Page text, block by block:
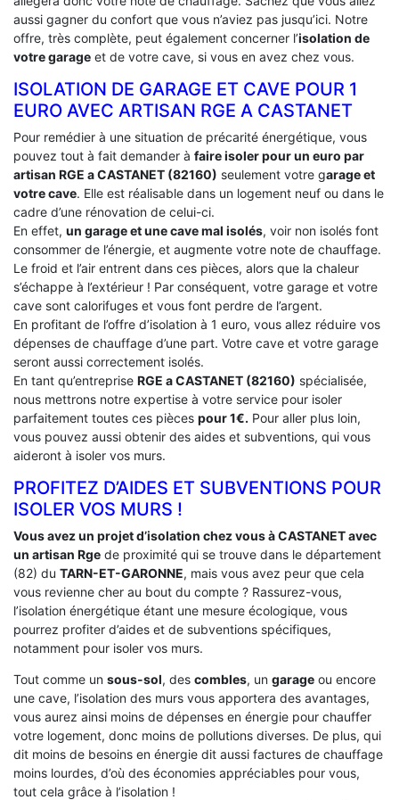
aussi gagner du confort que vous n’aviez pas jusqu’ici. Notre
offre, très complète, peut également concerner l’isolation de
votre garage et de votre cave, si vous en avez chez vous.
ISOLATION DE GARAGE ET CAVE POUR 1
EURO AVEC ARTISAN RGE A CASTANET
Pour remédier à une situation de précarité énergétique, vous
pouvez tout à fait demander à faire isoler pour un euro par
artisan RGE a CASTANET (82160) seulement votre garage et
votre cave. Elle est réalisable dans un logement neuf ou dans le
cadre d’une rénovation de celui-ci.
En effet, un garage et une cave mal isolés, voir non isolés font
consommer de l’énergie, et augmente votre note de chauffage.
Le froid et l’air entrent dans ces pièces, alors que la chaleur
s’échappe à l’extérieur ! Par conséquent, votre garage et votre
cave sont calorifuges et vous font perdre de l’argent.
En profitant de l’offre d’isolation à 1 euro, vous allez réduire vos
dépenses de chauffage d’une part. Votre cave et votre garage
seront aussi correctement isolés.
En tant qu’entreprise RGE a CASTANET (82160) spécialisée,
nous mettrons notre expertise à votre service pour isoler
parfaitement toutes ces pièces pour 1€. Pour aller plus loin,
vous pouvez aussi obtenir des aides et subventions, qui vous
aideront à isoler vos murs.
PROFITEZ D’AIDES ET SUBVENTIONS POUR
ISOLER VOS MURS !
Vous avez un projet d’isolation chez vous à CASTANET avec
un artisan Rge de proximité qui se trouve dans le département
(82) du TARN-ET-GARONNE, mais vous avez peur que cela
vous revienne cher au bout du compte ? Rassurez-vous,
l’isolation énergétique étant une mesure écologique, vous
pourrez profiter d’aides et de subventions spécifiques,
notamment pour isoler vos murs.
Tout comme un sous-sol, des combles, un garage ou encore
une cave, l’isolation des murs vous apportera des avantages,
vous aurez ainsi moins de dépenses en énergie pour chauffer
votre logement, donc moins de pollutions diverses. De plus, qui
dit moins de besoins en énergie dit aussi factures de chauffage
moins lourdes, d’où des économies appréciables pour vous,
tout cela grâce à l’isolation !